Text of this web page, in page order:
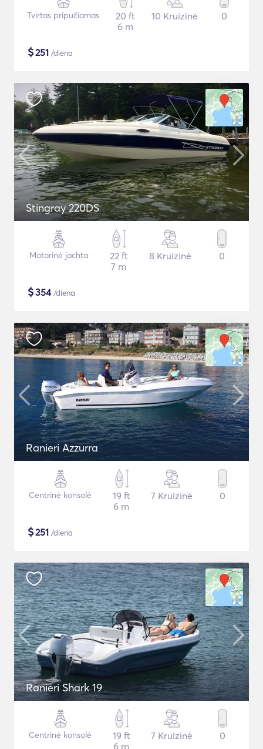
Tvirtas pripučiamas
20 ft
6 m
10 Kruizinė 0
$251 /diena
Stingray 220DS
Motorinė jachta
22 ft
7 m
8 Kruizinė 0
$354/diena
Ranieri Azzurra
Centrinė konsolė
19 ft
6 m
7 Kruizinė 0
$251 /diena
Ranieri Shark 19
Centrinė konsolė
19 ft
6 m
7 Kruizinė 0